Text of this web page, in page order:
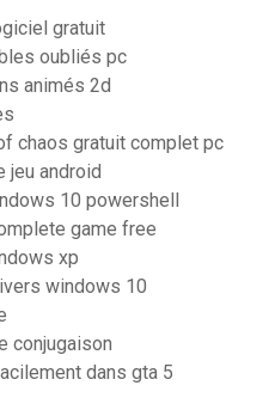
gratuit
oubliés pc
animés 2d
chaos gratuit complet pc
jeu android
10 powershell
game free
xp
windows 10
conjugaison
dans gta 5